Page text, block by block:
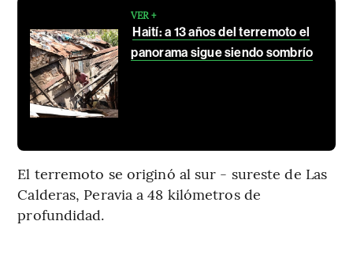
VER +
Haití: a 13 años del terremoto el
panorama sigue siendo sombrío
El terremoto se originó al sur - sureste de Las
Calderas, Peravia a 48 kilómetros de
profundidad.